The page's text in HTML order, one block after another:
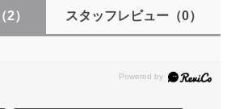
（2） スタッフレビュー（0）